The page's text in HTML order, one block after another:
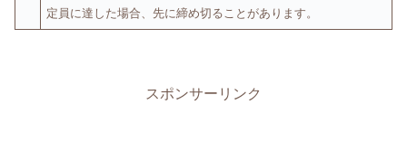
定員に達した場合、先に締め切ることがあります。
スポンサーリンク